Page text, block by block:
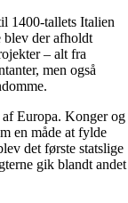
1400-tallets Italien
blev der afholdt
– alt fra
men også
Europa. Konger og
en måde at fylde
det første statslige
gik blandt andet